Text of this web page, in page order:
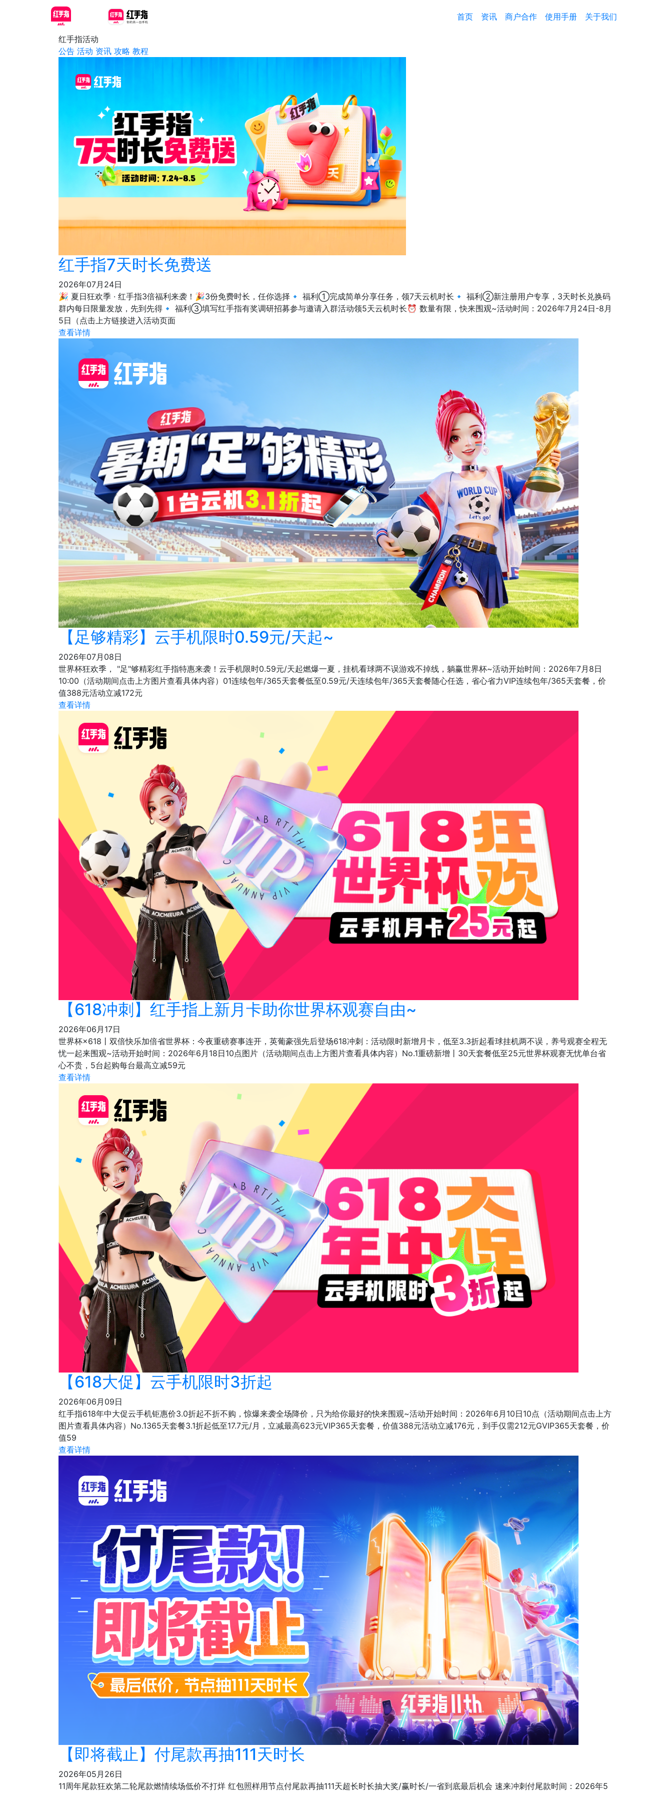
首页 资讯 商户合作 使用手册 关于我们
红手指活动
公告 活动 资讯 攻略 教程
红手指7天时长免费送
2026年07月24日
🎉 夏日狂欢季 · 红手指3倍福利来袭！🎉3份免费时长，任你选择🔹 福利①完成简单分享任务，领7天云机时长🔹 福利②新注册用户专享，3天时长兑换码
群内每日限量发放，先到先得🔹 福利③填写红手指有奖调研招募参与邀请入群活动领5天云机时长⏰ 数量有限，快来围观~活动时间：2026年7月24日-8月
5日（点击上方链接进入活动页面
查看详情
【足够精彩】云手机限时0.59元/天起~
2026年07月08日
世界杯狂欢季， "足"够精彩红手指特惠来袭！云手机限时0.59元/天起燃爆一夏，挂机看球两不误游戏不掉线，躺赢世界杯~活动开始时间：2026年7月8日
10:00（活动期间点击上方图片查看具体内容）01连续包年/365天套餐低至0.59元/天连续包年/365天套餐随心任选，省心省力VIP连续包年/365天套餐，价
值388元活动立减172元
查看详情
【618冲刺】红手指上新月卡助你世界杯观赛自由~
2026年06月17日
世界杯×618丨双倍快乐加倍省世界杯：今夜重磅赛事连开，英葡豪强先后登场618冲刺：活动限时新增月卡，低至3.3折起看球挂机两不误，养号观赛全程无
忧一起来围观~活动开始时间：2026年6月18日10点图片（活动期间点击上方图片查看具体内容）No.1重磅新增丨30天套餐低至25元世界杯观赛无忧单台省
心不贵，5台起购每台最高立减59元
查看详情
【618大促】云手机限时3折起
2026年06月09日
红手指618年中大促云手机钜惠价3.0折起不折不购，惊爆来袭全场降价，只为给你最好的快来围观~活动开始时间：2026年6月10日10点（活动期间点击上方
图片查看具体内容）No.1365天套餐3.1折起低至17.7元/月，立减最高623元VIP365天套餐，价值388元活动立减176元，到手仅需212元GVIP365天套餐，价
值59
查看详情
【即将截止】付尾款再抽111天时长
2026年05月26日
11周年尾款狂欢第二轮尾款燃情续场低价不打烊 红包照样用节点付尾款再抽111天超长时长抽大奖/赢时长/一省到底最后机会 速来冲刺付尾款时间：2026年5